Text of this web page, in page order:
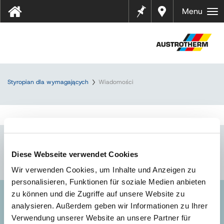
Diese Webseite verwendet Cookies
Wir verwenden Cookies, um Inhalte und Anzeigen zu
personalisieren, Funktionen für soziale Medien anbieten
zu können und die Zugriffe auf unsere Website zu
analysieren. Außerdem geben wir Informationen zu Ihrer
Verwendung unserer Website an unsere Partner für
Gdzie
kupić
Notes
Menu
Styropian dla wymagających Wiadomości
SIEDZIBA/ZAKŁAD I - OŚWIĘCIM